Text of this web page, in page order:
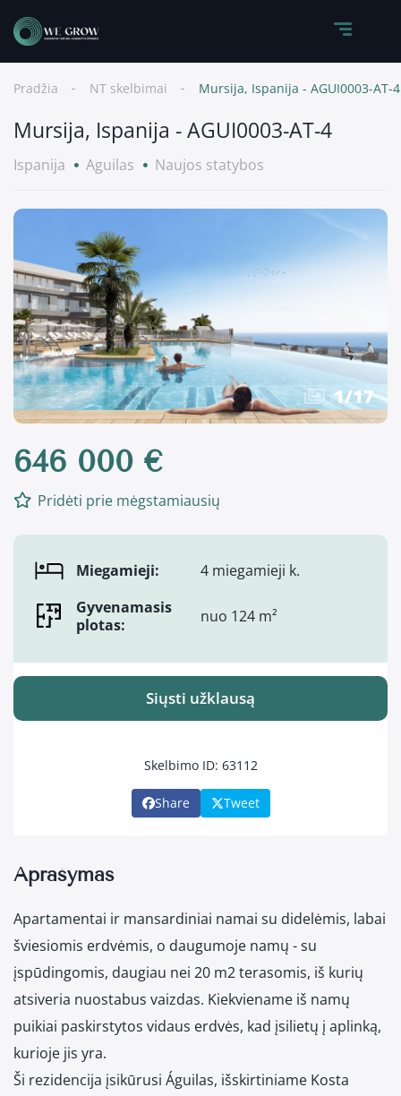
Pradžia NT skelbimai Mursija, Ispanija - AGUI0003-AT-4
Mursija, Ispanija - AGUI0003-AT-4
Ispanija Aguilas Naujos statybos
1/17
646 000 €
Pridėti prie mėgstamiausių
Miegamieji:
4 miegamieji k.
Gyvenamasis
plotas:
nuo 124 m²
Siųsti užklausą
Skelbimo ID: 63112
Share Tweet
Aprašymas
Apartamentai ir mansardiniai namai su didelėmis, labai
šviesiomis erdvėmis, o daugumoje namų - su
įspūdingomis, daugiau nei 20 m2 terasomis, iš kurių
atsiveria nuostabus vaizdas. Kiekviename iš namų
puikiai paskirstytos vidaus erdvės, kad įsilietų į aplinką,
kurioje jis yra.
Ši rezidencija įsikūrusi Águilas, išskirtiniame Kosta